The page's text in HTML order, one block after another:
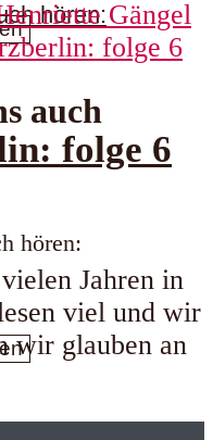
hören:
auch
hören:
folge 6
Jahren in
viel und wir
wir glauben an